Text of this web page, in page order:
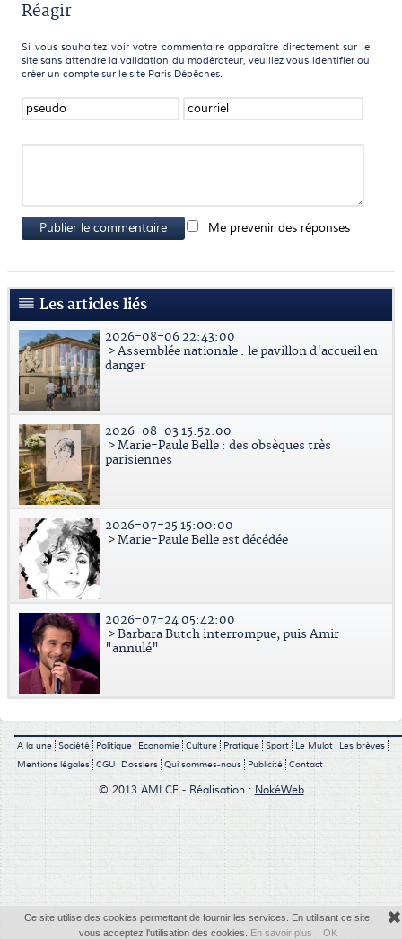
Réagir
Si vous souhaitez voir votre commentaire apparaître directement sur le
site sans attendre la validation du modérateur, veuillez vous identifier ou
créer un compte sur le site Paris Dépêches.
Publier le commentaire Me prevenir des réponses
Les articles liés
2026-08-06 22:43:00
> Assemblée nationale : le pavillon d'accueil en
danger
2026-08-03 15:52:00
> Marie-Paule Belle : des obsèques très
parisiennes
2026-07-25 15:00:00
> Marie-Paule Belle est décédée
2026-07-24 05:42:00
> Barbara Butch interrompue, puis Amir
"annulé"
A la une Société Politique Economie Culture Pratique Sport Le Mulot
Les brèves
Mentions légales CGU Dossiers Qui sommes-nous Publicité Contact
© 2013 AMLCF - Réalisation : NokéWeb
✖
Ce site utilise des cookies permettant de fournir les services. En utilisant ce site,
vous acceptez l'utilisation des cookies. En savoir plus OK